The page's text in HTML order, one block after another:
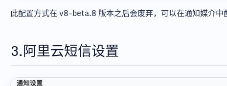
此配置方式在 v8-beta.8 版本之后会废弃，可以在通知媒介中
3.阿里云短信设置